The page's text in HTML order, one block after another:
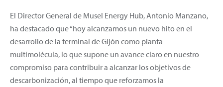
El Director General de Musel Energy Hub, Antonio Manzano,
ha destacado que “hoy alcanzamos un nuevo hito en el
desarrollo de la terminal de Gijón como planta
multimolécula, lo que supone un avance claro en nuestro
compromiso para contribuir a alcanzar los objetivos de
descarbonización, al tiempo que reforzamos la